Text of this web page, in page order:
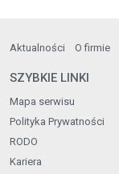
Aktualności O firmie
SZYBKIE LINKI
Mapa serwisu
Polityka Prywatności
RODO
Kariera